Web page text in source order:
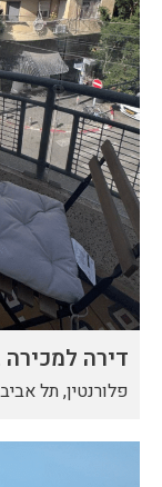
דירה למכירה
פלורנטין, תל אביב